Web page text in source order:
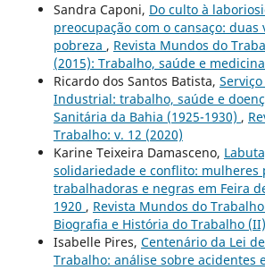
Sandra Caponi, Do culto à
preocupação com o cansaço: duas
pobreza , Revista Mundos do
(2015): Trabalho, saúde e
Ricardo dos Santos Batista,
Industrial: trabalho, saúde e
Sanitária da Bahia (1925-1930) ,
Trabalho: v. 12 (2020)
Karine Teixeira Damasceno,
solidariedade e conflito: mulheres
trabalhadoras e negras em Feira
1920 , Revista Mundos do
Biografia e História do Trabalho (II)
Isabelle Pires, Centenário da Lei
Trabalho: análise sobre acidentes